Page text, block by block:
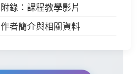
附錄：課程教學影片
作者簡介與相關資料